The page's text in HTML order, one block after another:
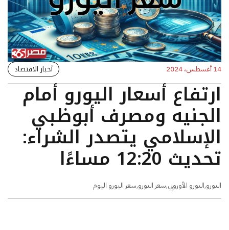
14 أغسطس، 2024 أخبار الاقتصاد
ارتفاع أسعار اليورو أمام
الجنيه ومصرف أبوظبي
الإسلامي يتصدر الشراء:
تحديث 12:20 مساءًا
اليورو,اليورو الأوروبي,سعر اليورو,سعر اليورو اليوم